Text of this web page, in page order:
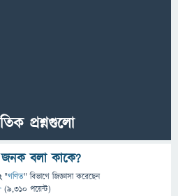
প্রশ্নগুলো
জনক বলা কাকে?
"গণিত" বিভাগে জিজ্ঞাসাকরেছেন
(9,310 পয়েন্ট)